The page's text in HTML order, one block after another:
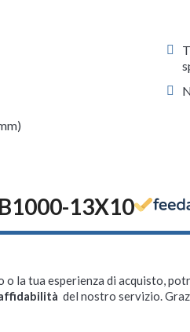
13X10
o la tua esperienza di acquisto,
del nostro servizio.